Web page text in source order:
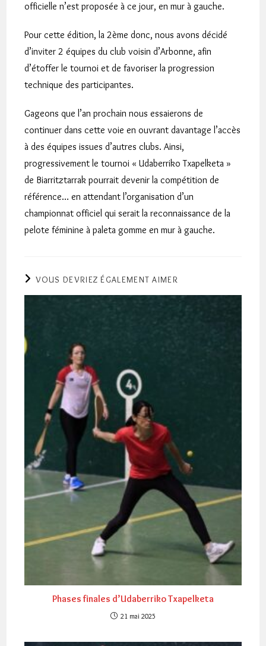
officielle n’est proposée à ce jour, en mur à gauche.
Pour cette édition, la 2ème donc, nous avons décidé
d’inviter 2 équipes du club voisin d’Arbonne, afin
d’étoffer le tournoi et de favoriser la progression
technique des participantes.
Gageons que l’an prochain nous essaierons de
continuer dans cette voie en ouvrant davantage l’accès
à des équipes issues d’autres clubs. Ainsi,
progressivement le tournoi « Udaberriko Txapelketa »
de Biarritztarrak pourrait devenir la compétition de
référence… en attendant l’organisation d’un
championnat officiel qui serait la reconnaissance de la
pelote féminine à paleta gomme en mur à gauche.
VOUS DEVRIEZ ÉGALEMENT AIMER
Phases finales d’Udaberriko Txapelketa
21 mai 2025